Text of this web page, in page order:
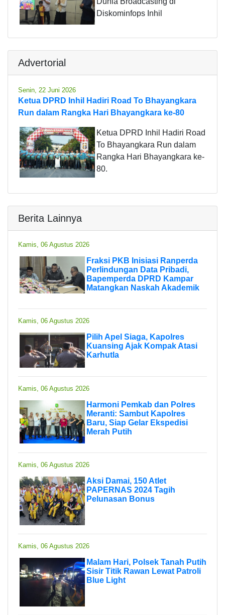
Diskominfops Inhil
Advertorial
Senin, 22 Juni 2026
Ketua DPRD Inhil Hadiri Road To Bhayangkara
Run dalam Rangka Hari Bhayangkara ke-80
Ketua DPRD Inhil Hadiri Road
To Bhayangkara Run dalam
Rangka Hari Bhayangkara ke-
80.
Berita Lainnya
Kamis, 06 Agustus 2026
Fraksi PKB Inisiasi Ranperda
Perlindungan Data Pribadi,
Bapemperda DPRD Kampar
Matangkan Naskah Akademik
Kamis, 06 Agustus 2026
Pilih Apel Siaga, Kapolres
Kuansing Ajak Kompak Atasi
Karhutla
Kamis, 06 Agustus 2026
Harmoni Pemkab dan Polres
Meranti: Sambut Kapolres
Baru, Siap Gelar Ekspedisi
Merah Putih
Kamis, 06 Agustus 2026
Aksi Damai, 150 Atlet
PAPERNAS 2024 Tagih
Pelunasan Bonus
Kamis, 06 Agustus 2026
Malam Hari, Polsek Tanah Putih
Sisir Titik Rawan Lewat Patroli
Blue Light